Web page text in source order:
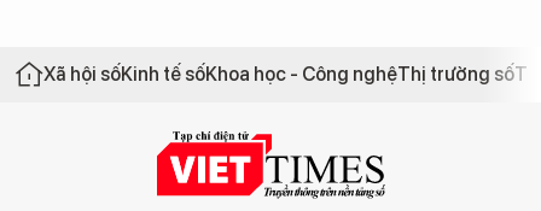
Xã hội sốKinh tế sốKhoa học - Công nghệThị trường số